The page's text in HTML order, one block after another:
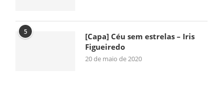
5
[Capa] Céu sem estrelas – Iris
Figueiredo
20 de maio de 2020